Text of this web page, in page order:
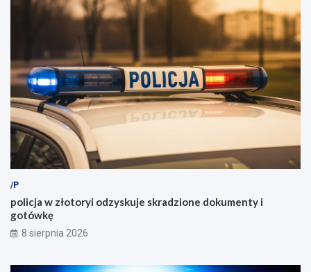
/P
policja w złotoryi odzyskuje skradzione dokumenty i
gotówkę
8 sierpnia 2026